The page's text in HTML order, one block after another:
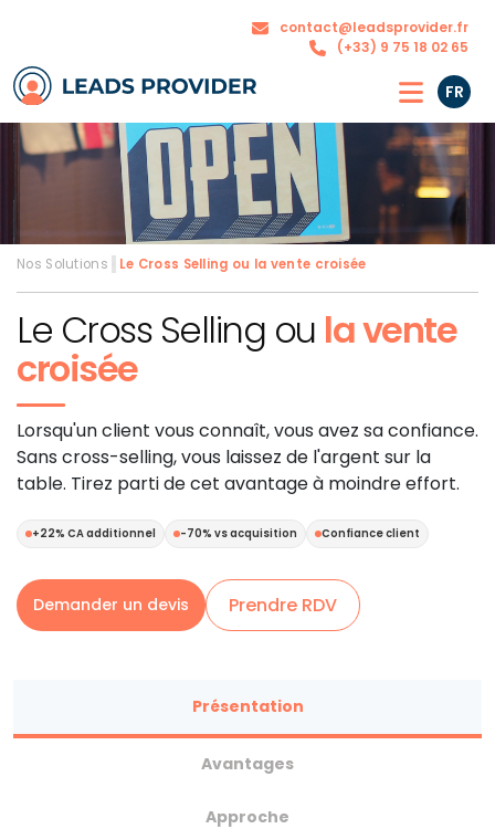
contact@leadsprovider.fr
(+33) 9 75 18 02 65
L’agence
Nos
solutions
FR
Nos Solutions Le Cross Selling ou la vente croisée
Le Cross Selling ou la vente
croisée
Lorsqu'un client vous connaît, vous avez sa confiance.
Sans cross-selling, vous laissez de l'argent sur la
table. Tirez parti de cet avantage à moindre effort.
+22% CA additionnel -70% vs acquisition Confiance client
Demander un devis Prendre RDV
Présentation
Avantages
Approche